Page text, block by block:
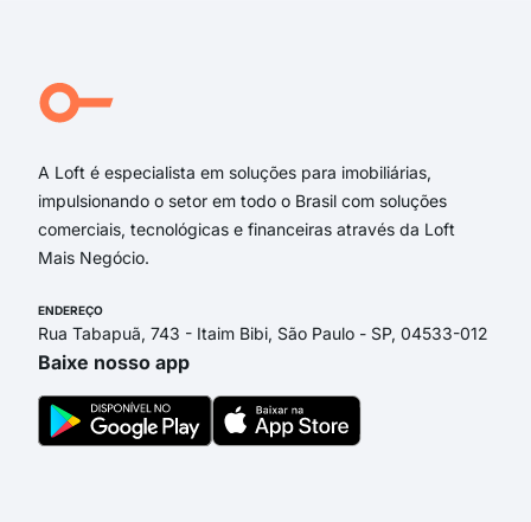
A Loft é especialista em soluções para imobiliárias,
impulsionando o setor em todo o Brasil com soluções
comerciais, tecnológicas e financeiras através da Loft
Mais Negócio.
ENDEREÇO
Rua Tabapuã, 743 - Itaim Bibi, São Paulo - SP, 04533-012
Baixe nosso app